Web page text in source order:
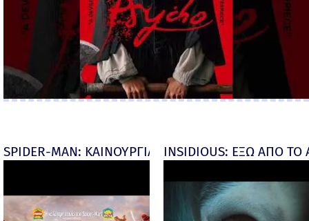
SPIDER-MAN: ΚΑΙΝΟΥΡΓΙΑ ΜΕΡΑ (Spider-Man:
INSIDIOUS: ΕΞΩ ΑΠΟ